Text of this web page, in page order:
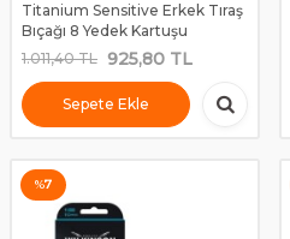
Titanium Sensitive Erkek Tıraş
Bıçağı 8 Yedek Kartuşu
1.011,40TL 925,80 TL
Sepete Ekle
%7